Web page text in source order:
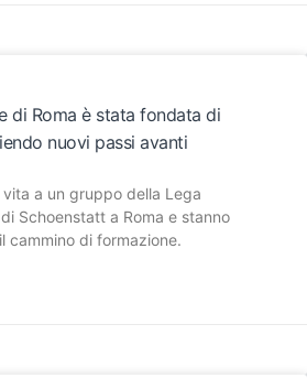
di Roma è stata fondata di
nuovi passi avanti
a un gruppo della Lega
Schoenstatt a Roma e stanno
cammino di formazione.